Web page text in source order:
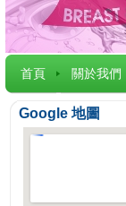
首頁 關於我們
Google 地圖